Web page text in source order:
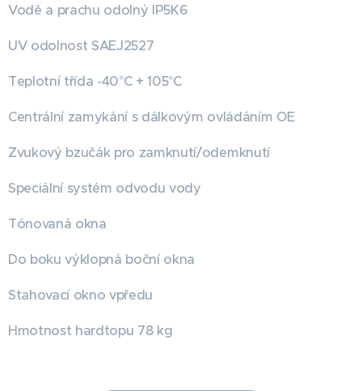
Vodě a prachu odolný IP5K6
UV odolnost SAEJ2527
Teplotní třída -40°C + 105°C
Centrální zamykání s dálkovým ovládáním OE
Zvukový bzučák pro zamknutí/odemknutí
Speciální systém odvodu vody
Tónovaná okna
Do boku výklopná boční okna
Stahovací okno vpředu
Hmotnost hardtopu 78 kg